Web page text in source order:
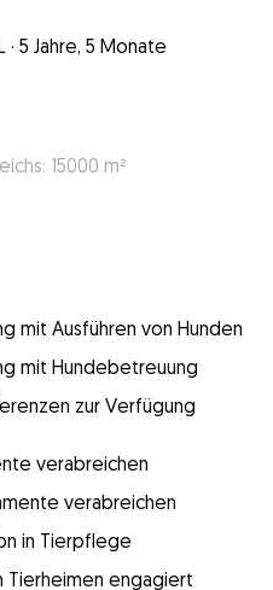
· 5 Jahre, 5 Monate
15000 m²
mit Ausführen von Hunden
mit Hundebetreuung
zur Verfügung
verabreichen
verabreichen
in Tierpflege
Tierheimen engagiert